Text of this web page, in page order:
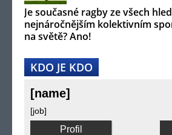
Je současné ragby ze všech
nejnáročnějším kolektivním
na světě? Ano!
KDO JE KDO
[name]
[job]
Profil